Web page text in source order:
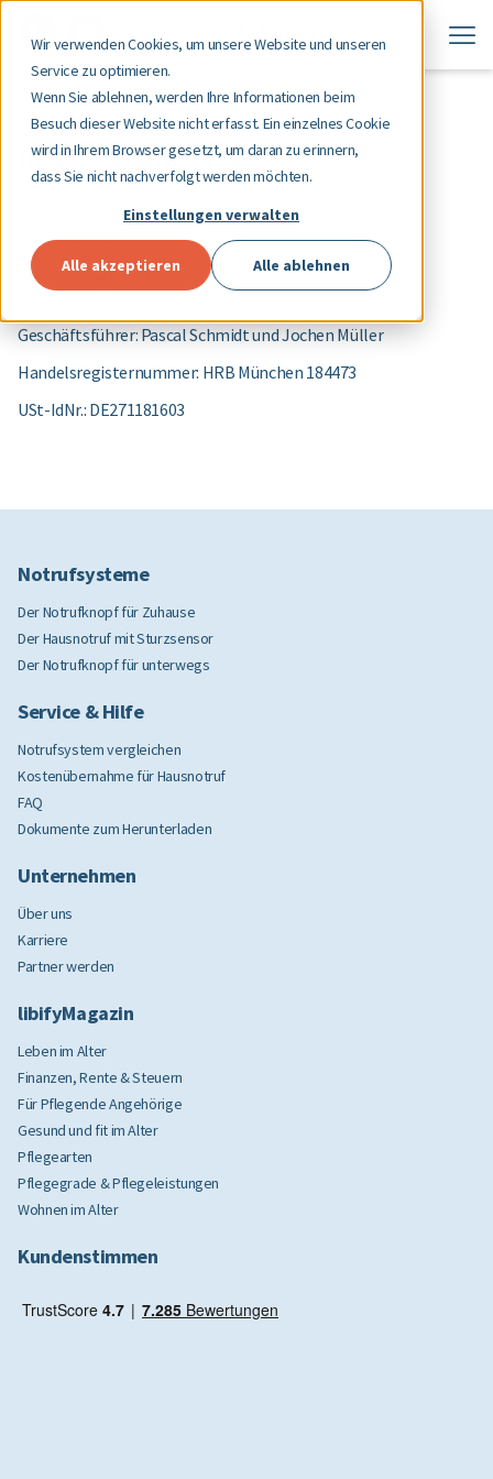
Wir verwenden Cookies, um unsere Website und unseren
Service zu optimieren.
Wenn Sie ablehnen, werden Ihre Informationen beim
Besuch dieser Website nicht erfasst. Ein einzelnes Cookie
wird in Ihrem Browser gesetzt, um daran zu erinnern,
dass Sie nicht nachverfolgt werden möchten.
Einstellungen verwalten
Alle akzeptieren Alle ablehnen
Inhaltsverantwortlich
Elsenheimerstraße 7
80687 München
Telefon: +49 89 416 147 980
Fax: +49 89 416 172 648
E-Mail-Adresse:info@libify.de
Geschäftsführer: Pascal Schmidt und Jochen Müller
Handelsregisternummer: HRB München 184473
USt-IdNr.: DE271181603
Notrufsysteme
Der Notrufknopf für Zuhause
Der Hausnotruf mit Sturzsensor
Der Notrufknopf für unterwegs
Service & Hilfe
Notrufsystem vergleichen
Kostenübernahme für Hausnotruf
FAQ
Dokumente zum Herunterladen
Unternehmen
Über uns
Karriere
Partner werden
libifyMagazin
Leben im Alter
Finanzen, Rente & Steuern
Für Pflegende Angehörige
Gesund und fit im Alter
Pflegearten
Pflegegrade & Pflegeleistungen
Wohnen im Alter
Kundenstimmen